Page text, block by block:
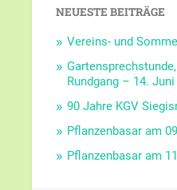
NEUESTE BEITRÄGE
Vereins- und
Rundgang – 14.
90 Jahre KGV
Pflanzenbasar am
Pflanzenbasar am